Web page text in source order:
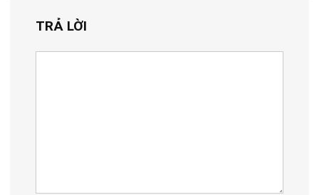
TRẢ LỜI